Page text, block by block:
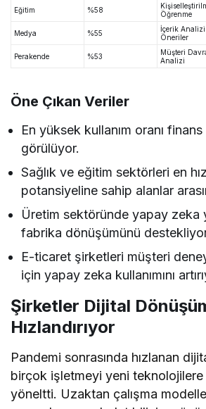
Eğitim %58
Öğrenme
Medya %55
İçerik Analizi
Öneriler
Perakende %53
Müşteri
Analizi
Öne Çıkan Veriler
En yüksek kullanım oranı
görülüyor.
Sağlık ve eğitim sektörleri en
potansiyeline sahip alanlar
Üretim sektöründe yapay zeka
fabrika dönüşümünü
E-ticaret şirketleri müşteri
için yapay zeka kullanımını
Şirketler Dijital
Hızlandırıyor
Pandemi sonrasında hızlanan
birçok işletmeyi yeni teknolojilere
yöneltti. Uzaktan çalışma